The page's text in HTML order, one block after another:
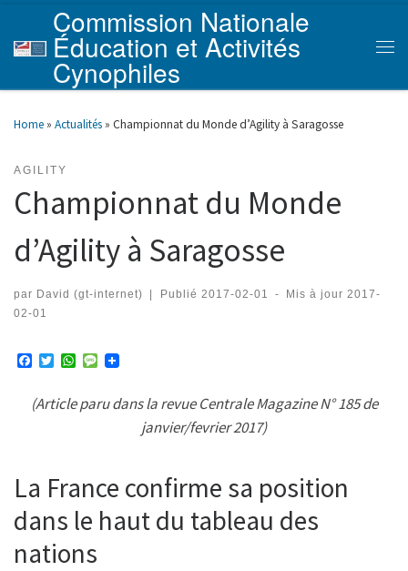
Skip to content
Commission Nationale
Éducation et Activités
Cynophiles
Home » Actualités » Championnat du Monde d’Agility à Saragosse
AGILITY
Championnat du Monde
d’Agility à Saragosse
par David (gt-internet) Publié 2017-02-01 - Mis à jour 2017-
02-01
e
T
t
W
t
M
s
(Article paru dans la revue Centrale Magazine N° 185 de
janvier/fevrier 2017)
La France confirme sa position
dans le haut du tableau des
nations